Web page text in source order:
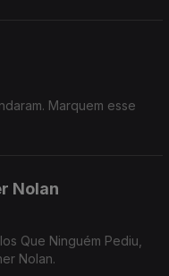
Marquem esse
Nolan
Que Ninguém Pediu,
Nolan.